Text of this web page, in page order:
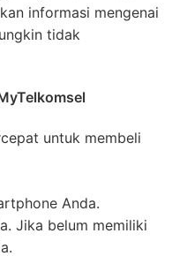
informasi mengenai
tidak
untuk membeli
Anda.
Jika belum memiliki